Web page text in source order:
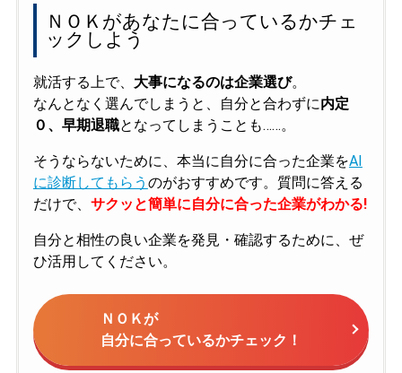
ＮＯＫがあなたに合っているかチェ
ックしよう
就活する上で、 大事になるのは企業選び。
なんとなく選んでしまうと、自分と合わずに内定
０、早期退職となってしまうことも……。
そうならないために、本当に自分に合った企業をAI
に診断してもらう のがおすすめです。質問に答える
だけで、 サクッと簡単に自分に合った企業がわかる!
自分と相性の良い企業を発見・確認するために、ぜ
ひ活用してください。
ＮＯＫが
自分に合っているかチェック！